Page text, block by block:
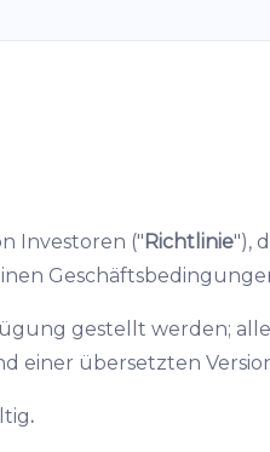
Investoren ("Richtlinie"),
gestellt werden;
einer übersetzten
.